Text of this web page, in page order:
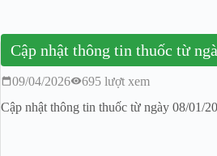
Cập nhật thông tin thuốc từ
09/04/2026
695 lượt xem
Cập nhật thông tin thuốc từ ngày 08/01/